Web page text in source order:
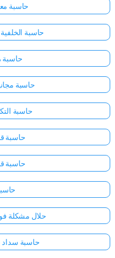
حاسبة
حاسبة الخلفية
حاسبة
حاسبة
حاسبة
حاسبة
حاسبة
حلال مشكلة
حاسبة سداد